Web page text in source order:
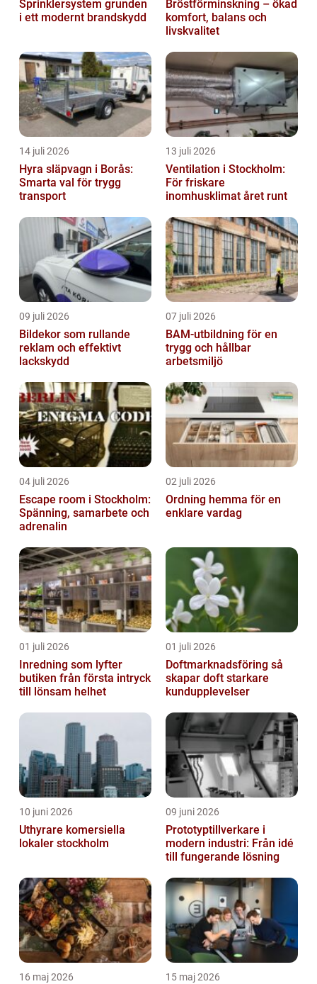
Sprinklersystem grunden
i ett modernt brandskydd
Bröstförminskning – ökad
komfort, balans och
livskvalitet
14 juli 2026
Hyra släpvagn i Borås:
Smarta val för trygg
transport
13 juli 2026
Ventilation i Stockholm:
För friskare
inomhusklimat året runt
09 juli 2026
Bildekor som rullande
reklam och effektivt
lackskydd
07 juli 2026
BAM-utbildning för en
trygg och hållbar
arbetsmiljö
04 juli 2026
Escape room i Stockholm:
Spänning, samarbete och
adrenalin
02 juli 2026
Ordning hemma för en
enklare vardag
01 juli 2026
Inredning som lyfter
butiken från första intryck
till lönsam helhet
01 juli 2026
Doftmarknadsföring så
skapar doft starkare
kundupplevelser
10 juni 2026
Uthyrare komersiella
lokaler stockholm
09 juni 2026
Prototyptillverkare i
modern industri: Från idé
till fungerande lösning
16 maj 2026 15 maj 2026